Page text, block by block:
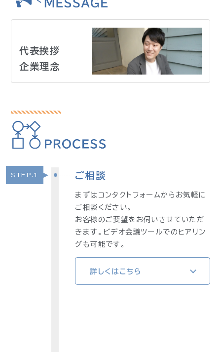
代表挨拶
企業理念
STEP.1 ご相談
まずはコンタクトフォームからお気軽に
ご相談ください。
お客様のご要望をお伺いさせていただ
きます。ビデオ会議ツールでのヒアリン
グも可能です。
詳しくはこちら